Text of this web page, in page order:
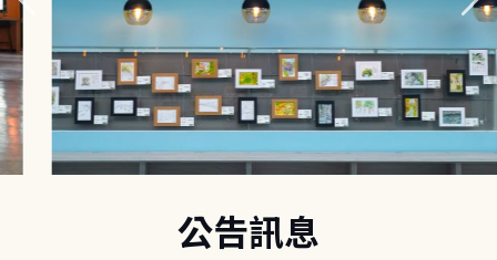
公告訊息